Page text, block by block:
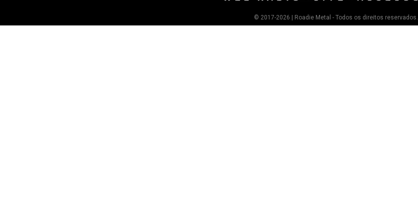
© 2017-2026 | Roadie Metal - Todos os direitos reservados.